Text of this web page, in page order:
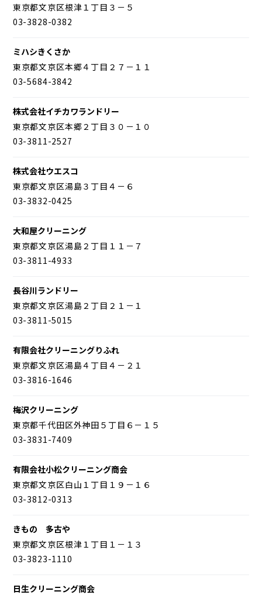
東京都文京区根津１丁目３－５
03-3828-0382
ミハシきくさか
東京都文京区本郷４丁目２７－１１
03-5684-3842
株式会社イチカワランドリー
東京都文京区本郷２丁目３０－１０
03-3811-2527
株式会社ウエスコ
東京都文京区湯島３丁目４－６
03-3832-0425
大和屋クリーニング
東京都文京区湯島２丁目１１－７
03-3811-4933
長谷川ランドリー
東京都文京区湯島２丁目２１－１
03-3811-5015
有限会社クリーニングりふれ
東京都文京区湯島４丁目４－２１
03-3816-1646
梅沢クリーニング
東京都千代田区外神田５丁目６－１５
03-3831-7409
有限会社小松クリーニング商会
東京都文京区白山１丁目１９－１６
03-3812-0313
きもの 多古や
東京都文京区根津１丁目１－１３
03-3823-1110
日生クリーニング商会